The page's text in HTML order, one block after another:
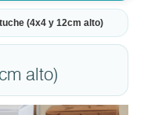
(4x4 y 12cm alto)
alto)